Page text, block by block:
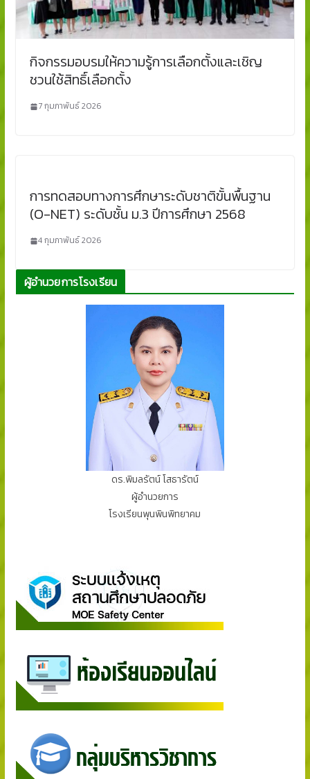
กิจกรรมอบรมให้ความรู้การเลือกตั้งและเชิญ
ชวนใช้สิทธิ์เลือกตั้ง
7 กุมภาพันธ์ 2026
การทดสอบทางการศึกษาระดับชาติขั้นพื้นฐาน
(O-NET) ระดับชั้น ม.3 ปีการศึกษา 2568
4 กุมภาพันธ์ 2026
ผู้อำนวยการโรงเรียน
ดร.พิมลรัตน์ โสธารัตน์
ผู้อำนวยการ
โรงเรียนพุนพินพิทยาคม